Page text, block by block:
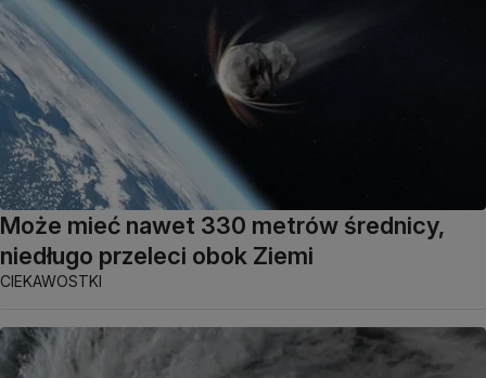
Może mieć nawet 330 metrów średnicy,
niedługo przeleci obok Ziemi
CIEKAWOSTKI